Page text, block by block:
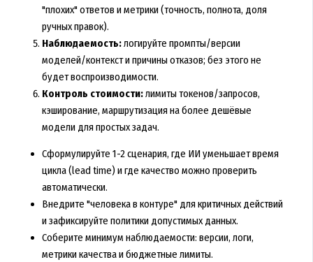
"плохих" ответов и метрики (точность, полнота, доля
ручных правок).
Наблюдаемость:логируйте промпты/версии
моделей/контекст и причины отказов; без этого не
будет воспроизводимости.
Контроль стоимости:лимиты токенов/запросов,
кэширование, маршрутизация на более дешёвые
модели для простых задач.
Сформулируйте 1-2 сценария, где ИИ уменьшает время
цикла (lead time) и где качество можно проверить
автоматически.
Внедрите "человека в контуре" для критичных действий
и зафиксируйте политики допустимых данных.
Соберите минимум наблюдаемости: версии, логи,
метрики качества и бюджетные лимиты.